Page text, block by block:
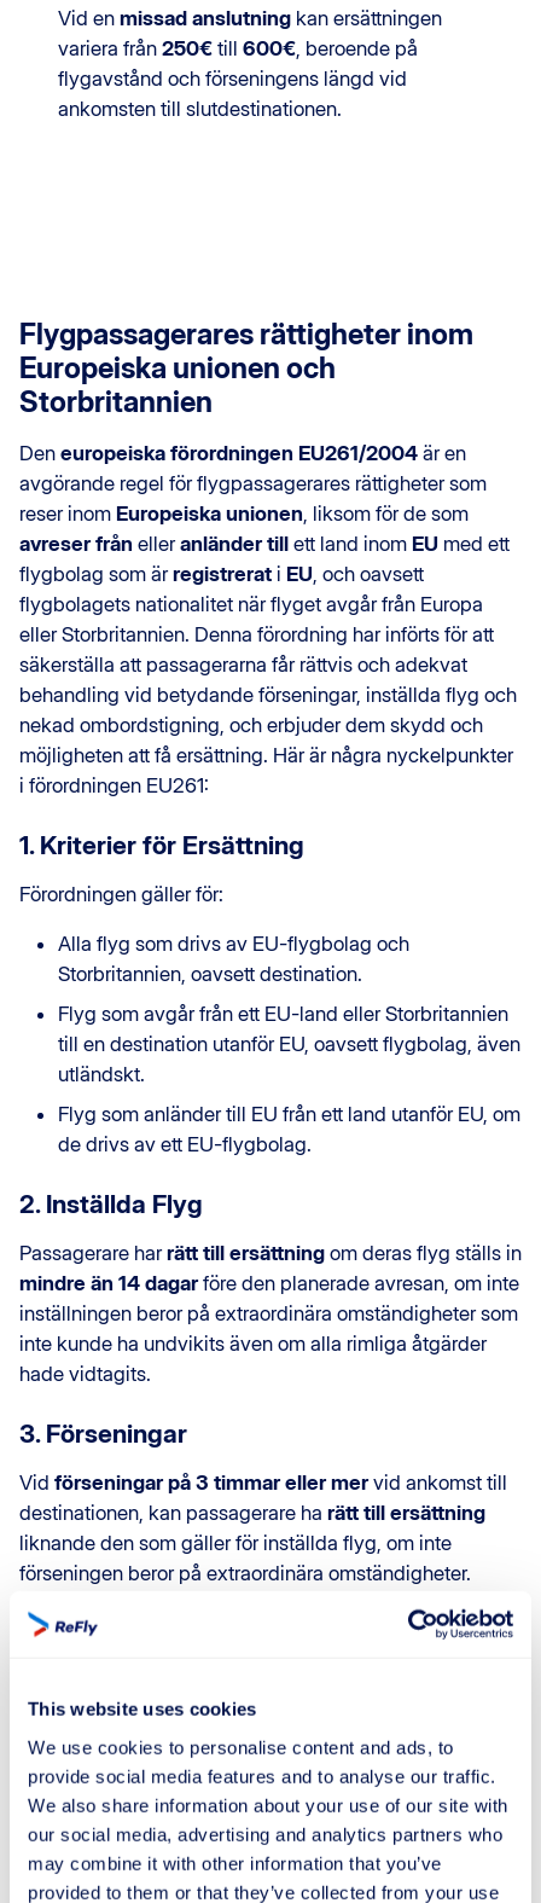
This website uses cookies
We use cookies to personalise content and ads, to
provide social media features and to analyse our traffic.
We also share information about your use of our site with
our social media, advertising and analytics partners who
may combine it with other information that you’ve
provided to them or that they’ve collected from your use
Vid en missad anslutning kan ersättningen
variera från 250€ till 600€ , beroende på
flygavstånd och förseningens längd vid
ankomsten till slutdestinationen.
Flygpassagerares rättigheter inom
Europeiska unionen och
Storbritannien
Den europeiska förordningen EU261/2004 är en
avgörande regel för flygpassagerares rättigheter som
reser inom Europeiska unionen , liksom för de som
avreser från elleranländer till ett land inom EU med ett
flygbolag som ärregistrerat i EU , och oavsett
flygbolagets nationalitet när flyget avgår från Europa
eller Storbritannien. Denna förordning har införts för att
säkerställa att passagerarna får rättvis och adekvat
behandling vid betydande förseningar, inställda flyg och
nekad ombordstigning, och erbjuder dem skydd och
möjligheten att få ersättning. Här är några nyckelpunkter
i förordningen EU261:
1. Kriterier för Ersättning
Förordningen gäller för:
Alla flyg som drivs av EU-flygbolag och
Storbritannien, oavsett destination.
Flyg som avgår från ett EU-land eller Storbritannien
till en destination utanför EU, oavsett flygbolag, även
utländskt.
Flyg som anländer till EU från ett land utanför EU, om
de drivs av ett EU-flygbolag.
2. Inställda Flyg
Passagerare harrätt till ersättning om deras flyg ställs in
mindre än 14 dagarföre den planerade avresan, om inte
inställningen beror på extraordinära omständigheter som
inte kunde ha undvikits även om alla rimliga åtgärder
hade vidtagits.
3. Förseningar
Vid förseningar på 3 timmar eller mervid ankomst till
destinationen, kan passagerare ha rätt till ersättning
liknande den som gäller för inställda flyg, om inte
förseningen beror på extraordinära omständigheter.
4. Nekad Ombordstigning
vilja(t.ex. på grund av överbokning) har de
ersättning, utöver valet mellan full återbetalning av
biljetten eller ett alternativt flyg till deras slutdestination.
5. Ekonomisk Ersättning
Ersättningsbeloppet varierar beroende på flygavstånd